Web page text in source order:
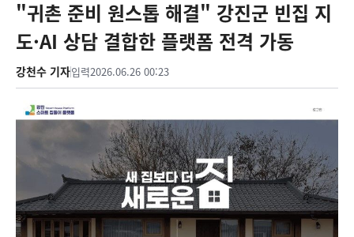
"귀촌 준비 원스톱 해결" 강진군 빈집 지
도·AI 상담 결합한 플랫폼 전격 가동
강천수 기자입력2026.06.26 00:23